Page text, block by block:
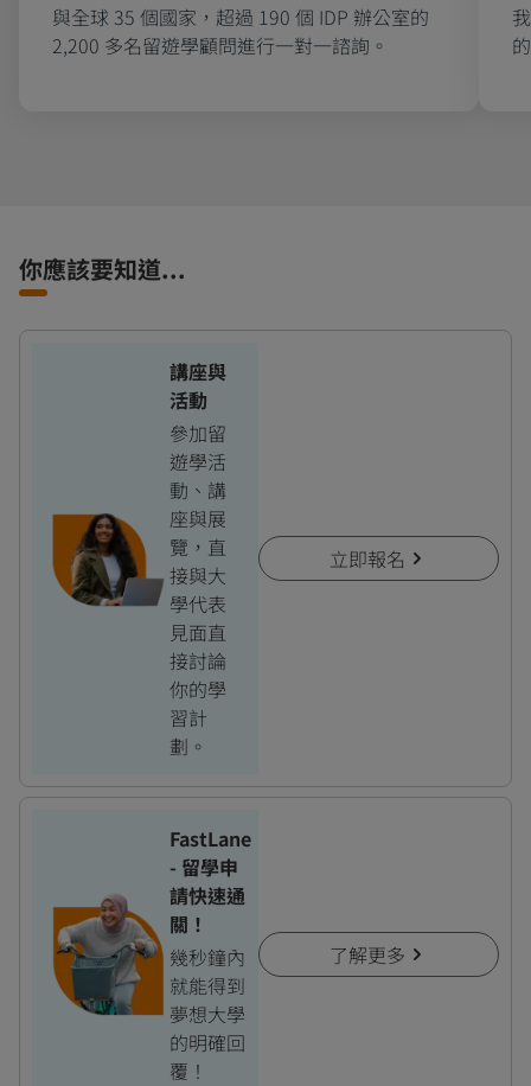
與全球 35 個國家，超過 190 個 IDP 辦公室的
2,200 多名留遊學顧問進行一對一諮詢。
你應該要知道...
講座與
活動
參加留
遊學活
動、講
座與展
覽，直
接與大
學代表
見面直
接討論
你的學
習計
劃。
立即報名
FastLane
- 留學申
請快速通
關！
幾秒鐘內
就能得到
夢想大學
的明確回
覆！
了解更多